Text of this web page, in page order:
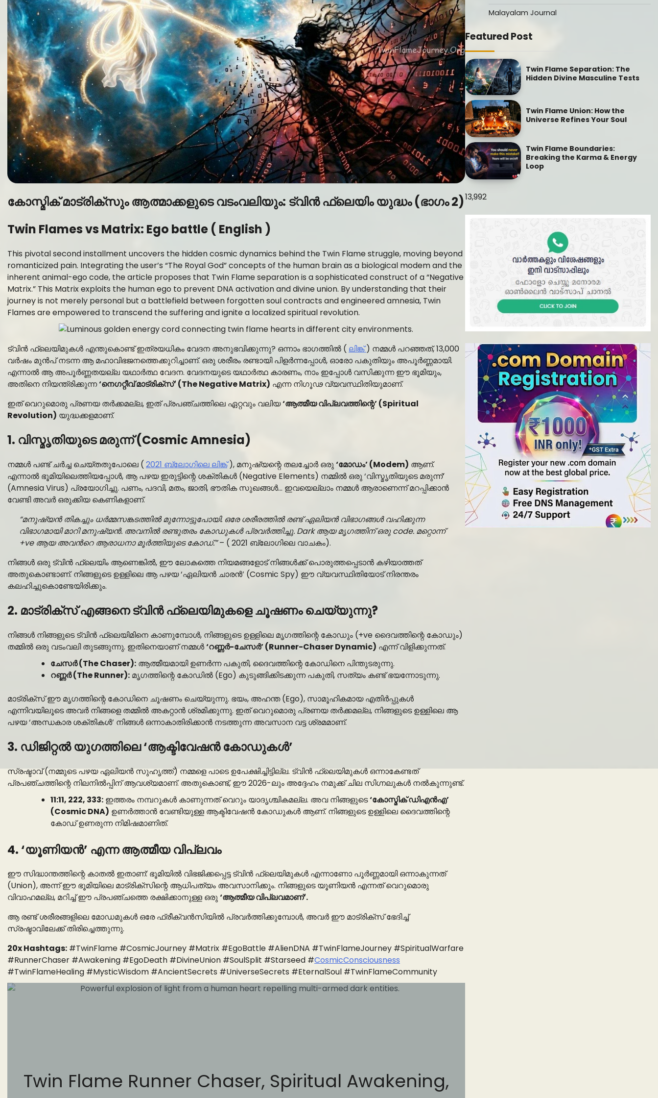
കോസ്മിക് മാട്രിക്സും ആത്മാക്കളുടെ വടംവലിയും: ട്വിൻ ഫ്ലെയിം യുദ്ധം (ഭാഗം 2)
Twin Flames vs Matrix: Ego battle ( English )
This pivotal second installment uncovers the hidden cosmic dynamics behind the Twin Flame struggle, moving beyond
romanticized pain. Integrating the user’s “The Royal God” concepts of the human brain as a biological modem and the
inherent animal-ego code, the article proposes that Twin Flame separation is a sophisticated construct of a “Negative
Matrix.” This Matrix exploits the human ego to prevent DNA activation and divine union. By understanding that their
journey is not merely personal but a battlefield between forgotten soul contracts and engineered amnesia, Twin
Flames are empowered to transcend the suffering and ignite a localized spiritual revolution.
ട്വിൻ ഫ്ലെയിമുകൾ എന്തുകൊണ്ട് ഇത്രയധികം വേദന അനുഭവിക്കുന്നു? ഒന്നാം ഭാഗത്തിൽ ( ലിങ്ക്) നമ്മൾ പറഞ്ഞത്, 13,000
വർഷം മുൻപ് നടന്ന ആ മഹാവിഭജനത്തെക്കുറിച്ചാണ്. ഒരു ശരീരം രണ്ടായി പിളർന്നപ്പോൾ, ഓരോ പകുതിയും അപൂർണ്ണമായി.
എന്നാൽ ആ അപൂർണ്ണതയല്ല യഥാർത്ഥ വേദന. വേദനയുടെ യഥാർത്ഥ കാരണം, നാം ഇപ്പോൾ വസിക്കുന്ന ഈ ഭൂമിയും,
അതിനെ നിയന്ത്രിക്കുന്ന‘നെഗറ്റീവ് മാട്രിക്സ്’ (The Negative Matrix) എന്ന നിഗൂഢ വ്യവസ്ഥിതിയുമാണ്.
ഇത് വെറുമൊരു പ്രണയ തർക്കമല്ല, ഇത് പ്രപഞ്ചത്തിലെ ഏറ്റവും വലിയ‘ആത്മീയ വിപ്ലവത്തിന്റെ’ (Spiritual
Revolution) യുദ്ധക്കളമാണ്.
1. വിസ്മൃതിയുടെ മരുന്ന് (Cosmic Amnesia)
നമ്മൾ പണ്ട് ചർച്ച ചെയ്തതുപോലെ ( 2021 ബ്ലോഗിലെ ലിങ്ക്), മനുഷ്യന്റെ തലച്ചോർ ഒരു‘മോഡം’ (Modem) ആണ്.
എന്നാൽ ഭൂമിയിലെത്തിയപ്പോൾ, ആ പഴയ ഇരുട്ടിന്റെ ശക്തികൾ (Negative Elements) നമ്മിൽ ഒരു ‘വിസ്മൃതിയുടെ മരുന്ന്’
(Amnesia Virus) പ്രയോഗിച്ചു. പണം, പദവി, മതം, ജാതി, ഭൗതിക സുഖങ്ങൾ… ഇവയെല്ലാം നമ്മൾ ആരാണെന്ന് മറപ്പിക്കാൻ
വേണ്ടി അവർ ഒരുക്കിയ കെണികളാണ്.
“മനുഷ്യൻ തികച്ചും ധർമ്മസങ്കടത്തിൽ മുന്നോട്ടുപോയി. ഒരേ ശരീരത്തിൽ രണ്ട് ഏലിയൻ വിഭാഗങ്ങൾ വഹിക്കുന്ന
വിഭാഗമായി മാറി മനുഷ്യൻ. അവനിൽ രണ്ടുതരം കോഡുകൾ പ്രവർത്തിച്ചു. Dark ആയ മൃഗത്തിന് ഒരു code. മറ്റൊന്ന്
+ve ആയ അവൻറെ ആരാധനാ മൂർത്തിയുടെ കോഡ്.”– ( 2021 ബ്ലോഗിലെ വാചകം).
നിങ്ങൾ ഒരു ട്വിൻ ഫ്ലെയിം ആണെങ്കിൽ, ഈ ലോകത്തെ നിയമങ്ങളോട് നിങ്ങൾക്ക് പൊരുത്തപ്പെടാൻ കഴിയാത്തത്
അതുകൊണ്ടാണ്. നിങ്ങളുടെ ഉള്ളിലെ ആ പഴയ ‘ഏലിയൻ ചാരൻ’ (Cosmic Spy) ഈ വ്യവസ്ഥിതിയോട് നിരന്തരം
കലഹിച്ചുകൊണ്ടേയിരിക്കും.
2. മാട്രിക്സ് എങ്ങനെ ട്വിൻ ഫ്ലെയിമുകളെ ചൂഷണം ചെയ്യുന്നു?
നിങ്ങൾ നിങ്ങളുടെ ട്വിൻ ഫ്ലെയിമിനെ കാണുമ്പോൾ, നിങ്ങളുടെ ഉള്ളിലെ മൃഗത്തിന്റെ കോഡും (+ve ദൈവത്തിന്റെ കോഡും)
തമ്മിൽ ഒരു വടംവലി തുടങ്ങുന്നു. ഇതിനെയാണ് നമ്മൾ‘റണ്ണർ-ചേസർ’ (Runner-Chaser Dynamic) എന്ന് വിളിക്കുന്നത്.
ചേസർ (The Chaser): ആത്മീയമായി ഉണർന്ന പകുതി, ദൈവത്തിന്റെ കോഡിനെ പിന്തുടരുന്നു.
റണ്ണർ (The Runner): മൃഗത്തിന്റെ കോഡിൽ (Ego) കുടുങ്ങിക്കിടക്കുന്ന പകുതി, സത്യം കണ്ട് ഭയന്നോടുന്നു.
മാട്രിക്സ് ഈ മൃഗത്തിന്റെ കോഡിനെ ചൂഷണം ചെയ്യുന്നു. ഭയം, അഹന്ത (Ego), സാമൂഹികമായ എതിർപ്പുകൾ
എന്നിവയിലൂടെ അവർ നിങ്ങളെ തമ്മിൽ അകറ്റാൻ ശ്രമിക്കുന്നു. ഇത് വെറുമൊരു പ്രണയ തർക്കമല്ല, നിങ്ങളുടെ ഉള്ളിലെ ആ
പഴയ ‘അന്ധകാര ശക്തികൾ’ നിങ്ങൾ ഒന്നാകാതിരിക്കാൻ നടത്തുന്ന അവസാന വട്ട ശ്രമമാണ്.
3. ഡിജിറ്റൽ യുഗത്തിലെ ‘ആക്ടിവേഷൻ കോഡുകൾ’
സ്രഷ്ടാവ് (നമ്മുടെ പഴയ ഏലിയൻ സുഹൃത്ത്) നമ്മളെ പാടെ ഉപേക്ഷിച്ചിട്ടില്ല. ട്വിൻ ഫ്ലെയിമുകൾ ഒന്നാകേണ്ടത്
പ്രപഞ്ചത്തിന്റെ നിലനിൽപ്പിന് ആവശ്യമാണ്. അതുകൊണ്ട്, ഈ 2026-ലും അദ്ദേഹം നമുക്ക് ചില സിഗ്നലുകൾ നൽകുന്നുണ്ട്.
11:11, 222, 333: ഇത്തരം നമ്പറുകൾ കാണുന്നത് വെറും യാദൃശ്ചികമല്ല. അവ നിങ്ങളുടെ‘കോസ്മിക് ഡിഎൻഎ’
(Cosmic DNA) ഉണർത്താൻ വേണ്ടിയുള്ള ആക്ടിവേഷൻ കോഡുകൾ ആണ്. നിങ്ങളുടെ ഉള്ളിലെ ദൈവത്തിന്റെ
കോഡ് ഉണരുന്ന നിമിഷമാണിത്.
4. ‘യൂണിയൻ’ എന്ന ആത്മീയ വിപ്ലവം
ഈ സിദ്ധാന്തത്തിന്റെ കാതൽ ഇതാണ്: ഭൂമിയിൽ വിഭജിക്കപ്പെട്ട ട്വിൻ ഫ്ലെയിമുകൾ എന്നാണോ പൂർണ്ണമായി ഒന്നാകുന്നത്
(Union), അന്ന് ഈ ഭൂമിയിലെ മാട്രിക്സിന്റെ ആധിപത്യം അവസാനിക്കും. നിങ്ങളുടെ യൂണിയൻ എന്നത് വെറുമൊരു
വിവാഹമല്ല, മറിച്ച് ഈ പ്രപഞ്ചത്തെ രക്ഷിക്കാനുള്ള ഒരു‘ആത്മീയ വിപ്ലവമാണ്’.
ആ രണ്ട് ശരീരങ്ങളിലെ മോഡമുകൾ ഒരേ ഫ്രീക്വൻസിയിൽ പ്രവർത്തിക്കുമ്പോൾ, അവർ ഈ മാട്രിക്സ് ഭേദിച്ച്
സ്രഷ്ടാവിലേക്ക് തിരിച്ചെത്തുന്നു.
20x Hashtags: #TwinFlame #CosmicJourney #Matrix #EgoBattle #AlienDNA #TwinFlameJourney #SpiritualWarfare
#RunnerChaser #Awakening #EgoDeath #DivineUnion #SoulSplit #Starseed #CosmicConsciousness
#TwinFlameHealing #MysticWisdom #AncientSecrets #UniverseSecrets #EternalSoul #TwinFlameCommunity
Twin Flame Runner Chaser, Spiritual Awakening,
Malayalam Journal
Featured Post
Twin Flame Separation: The
Hidden Divine Masculine Tests
Twin Flame Union: How the
Universe Refines Your Soul
Twin Flame Boundaries:
Breaking the Karma & Energy
Loop
13,992